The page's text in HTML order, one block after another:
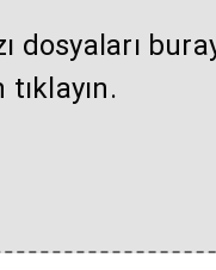
dosyaları
tıklayın.